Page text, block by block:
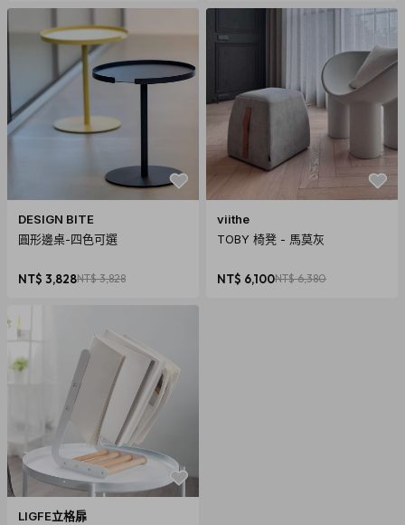
DESIGN BITE
圓形邊桌-四色可選
NT$ 3,828NT$ 3,828
viithe
TOBY 椅凳 - 馬莫灰
NT$ 6,100NT$ 6,380
LIGFE立格扉